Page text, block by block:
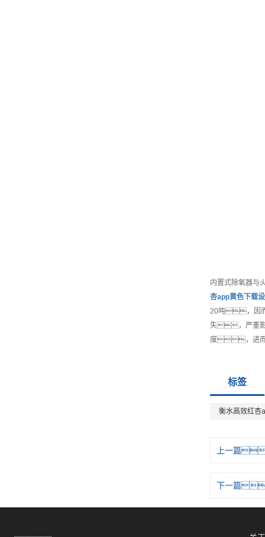
内置式除氧器
杏app黄色下载
20吨，因而
失，严重
度，进
标签
衡水高效红杏
上一篇
下一篇